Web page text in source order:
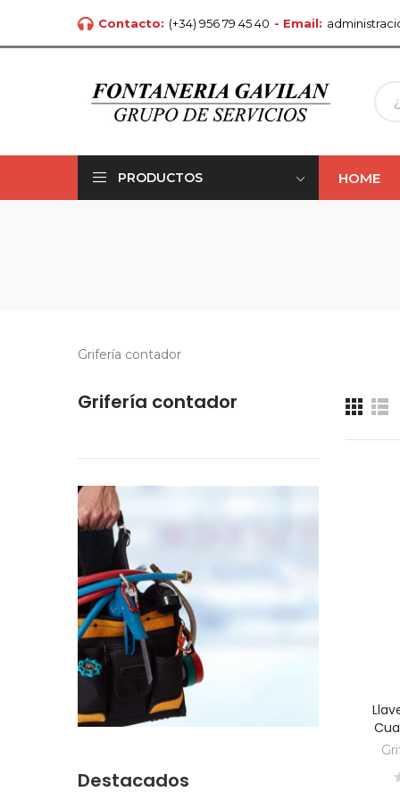
Contacto: (+34) 956 79 45 40 - Email:
PRODUCTOS HOME
Grifería contador
Grifería contador
Destacados